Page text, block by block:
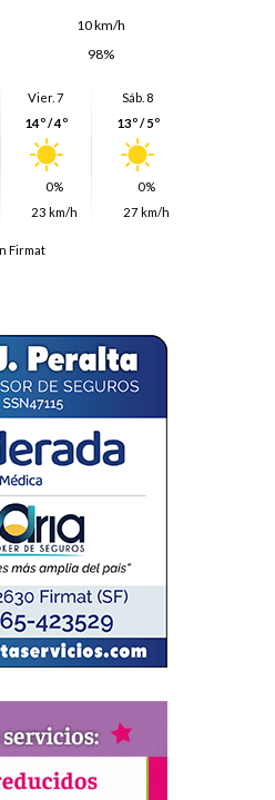
10 km/h
98%
Vier. 7
14º / 4º
0%
23 km/h
Sáb. 8
13º / 5º
0%
27 km/h
Firmat